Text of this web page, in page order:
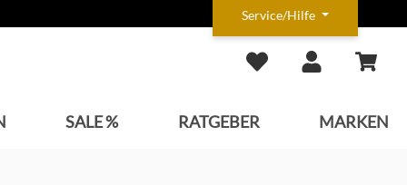
Service/Hilfe
SALE % RATGEBER MARKEN